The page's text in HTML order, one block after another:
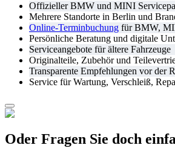
Offizieller BMW und MINI
Mehrere Standorte in Berlin und
Online-Terminbuchung für BMW,
Persönliche Beratung und digitale
Serviceangebote für ältere Fahrzeuge
Originalteile, Zubehör und
Transparente Empfehlungen vor der
Service für Wartung, Verschleiß,
Oder Fragen Sie doch